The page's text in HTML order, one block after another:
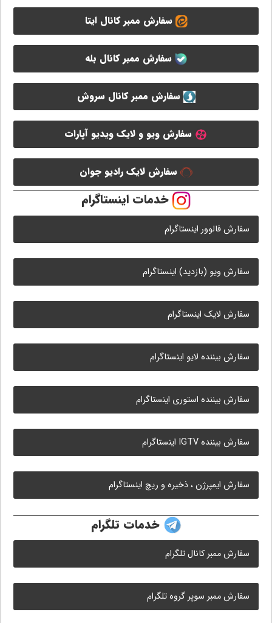
سفارش ممبر کانال ایتا
سفارش ممبر کانال بله
سفارش ممبر کانال سروش
سفارش ویو و لایک ویدیو آپارات
سفارش لایک رادیو جوان
خدمات اینستاگرام
سفارش فالوور اینستاگرام
سفارش ویو (بازدید) اینستاگرام
سفارش لایک اینستاگرام
سفارش بیننده لایو اینستاگرام
سفارش بیننده استوری اینستاگرام
سفارش بیننده IGTV اینستاگرام
سفارش ایمپرژن ، ذخیره و ریچ اینستاگرام
خدمات تلگرام
سفارش ممبر کانال تلگرام
سفارش ممبر سوپر گروه تلگرام